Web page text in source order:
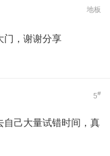
地板
门，谢谢分享
5#
自己大量试错时间，真